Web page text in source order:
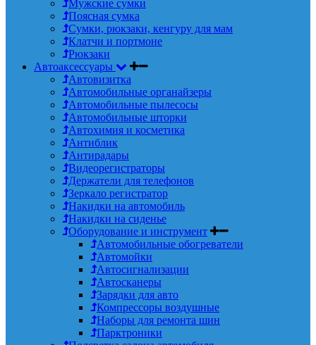
Мужские сумки
Поясная сумка
Сумки, рюкзаки, кенгуру для мам
Клатчи и портмоне
Рюкзаки
Автоаксессуары
Автовизитка
Автомобильные органайзеры
Автомобильные пылесосы
Автомобильные шторки
Автохимия и косметика
Антиблик
Антирадары
Видеорегистраторы
Держатели для телефонов
Зеркало регистратор
Накидки на автомобиль
Накидки на сиденье
Оборудование и инструмент
Автомобильные обогреватели
Автомойки
Автосигнализации
Автосканеры
Зарядки для авто
Компрессоры воздушные
Наборы для ремонта шин
Парктроники